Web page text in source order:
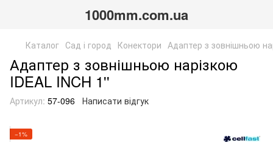
1000mm.com.ua
Каталог Сад і город Конектори Адаптер з зовнішньою
Адаптер з зовнішньою нарізкою
IDEAL INCH 1''
Артикул: 57-096 Написати відгук
−1%